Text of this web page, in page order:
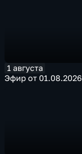
1 августа
Эфир от 01.08.2026